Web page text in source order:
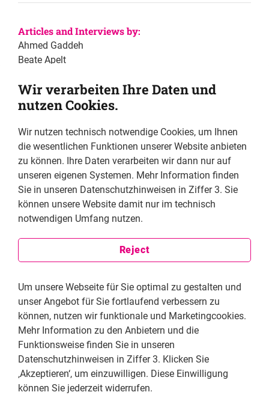
Articles and Interviews by:
Ahmed Gaddeh
Beate Apelt
Elisabeth Maigler
Fungisai Sithole
Julius Freytag-Loringhoven
María José Salcedo Campos & Alfredo Suarez
Marta Petrowskaja
Michel Forst
Mina Khani
Peter Cichon
Rainer Adam
With support of our offices in:
Bangkok, Thailand
Beirut, Lebanon
Guatemala City, Guatemala
Islamabad, Pakistan
Istanbul, Turkey
Jerusalem, Israel
Wir verarbeiten Ihre Daten und
nutzen Cookies.
Wir nutzen technisch notwendige Cookies, um Ihnen
die wesentlichen Funktionen unserer Website anbieten
zu können. Ihre Daten verarbeiten wir dann nur auf
unseren eigenen Systemen. Mehr Information finden
Sie in unseren Datenschutzhinweisen in Ziffer 3. Sie
können unsere Website damit nur im technisch
notwendigen Umfang nutzen.
Reject
Um unsere Webseite für Sie optimal zu gestalten und
unser Angebot für Sie fortlaufend verbessern zu
können, nutzen wir funktionale und Marketingcookies.
Mehr Information zu den Anbietern und die
Funktionsweise finden Sie in unseren
Datenschutzhinweisen in Ziffer 3. Klicken Sie
‚Akzeptieren‘, um einzuwilligen. Diese Einwilligung
können Sie jederzeit widerrufen.